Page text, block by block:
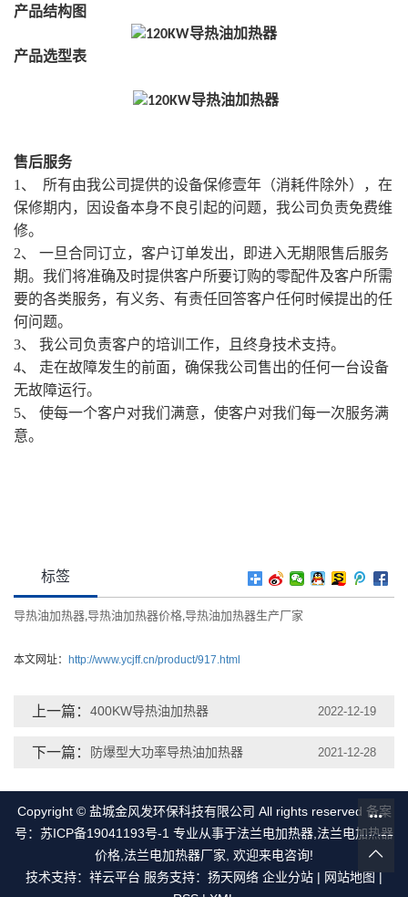
产品结构图
产品选型表
售后服务
1、 所有由我公司提供的设备保修壹年（消耗件除外），在
保修期内，因设备本身不良引起的问题，我公司负责免费维
修。
2、 一旦合同订立，客户订单发出，即进入无期限售后服务
期。我们将准确及时提供客户所要订购的零配件及客户所需
要的各类服务，有义务、有责任回答客户任何时候提出的任
何问题。
3、 我公司负责客户的培训工作，且终身技术支持。
4、 走在故障发生的前面，确保我公司售出的任何一台设备
无故障运行。
5、 使每一个客户对我们满意，使客户对我们每一次服务满
意。
标签
导热油加热器,导热油加热器价格,导热油加热器生产厂家
本文网址： http://www.ycjff.cn/product/917.html
上一篇： 400KW导热油加热器 2022-12-19
下一篇： 防爆型大功率导热油加热器 2021-12-28
Copyright © 盐城金风发环保科技有限公司 All rights reserved 备案
号： 苏ICP备19041193号-1 专业从事于法兰电加热器,法兰电加热器
价格,法兰电加热器厂家, 欢迎来电咨询!
技术支持： 祥云平台 服务支持： 扬天网络 企业分站 | 网站地图 |